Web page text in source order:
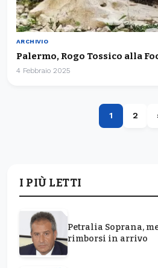
ARCHIVIO
Palermo, Rogo Tossico alla
4 Febbraio 2025
1 2
I PIÙ LETTI
Petralia Soprana,
rimborsi in arrivo